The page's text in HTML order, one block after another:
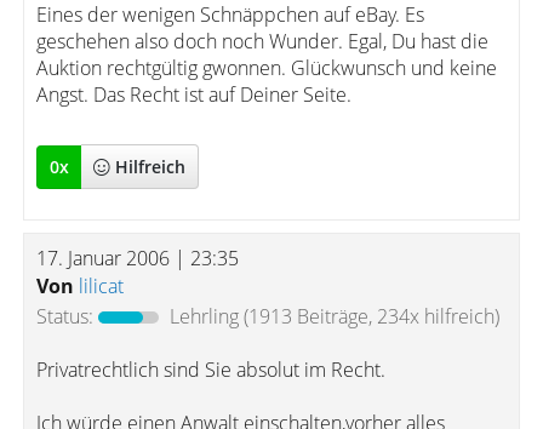
Eines der wenigen Schnäppchen auf eBay. Es
geschehen also doch noch Wunder. Egal, Du hast die
Auktion rechtgültig gwonnen. Glückwunsch und keine
Angst. Das Recht ist auf Deiner Seite.
0x Hilfreich
17. Januar 2006 | 23:35
Von lilicat
Status:
Lehrling(1913 Beiträge, 234x hilfreich)
Privatrechtlich sind Sie absolut im Recht.
Ich würde einen Anwalt einschalten,vorher alles